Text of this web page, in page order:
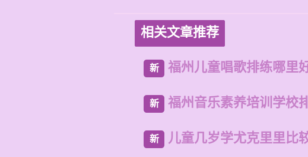
相关文章推荐
新 福州儿童唱歌排练哪里
新 福州音乐素养培训学校
新 儿童几岁学尤克里里比